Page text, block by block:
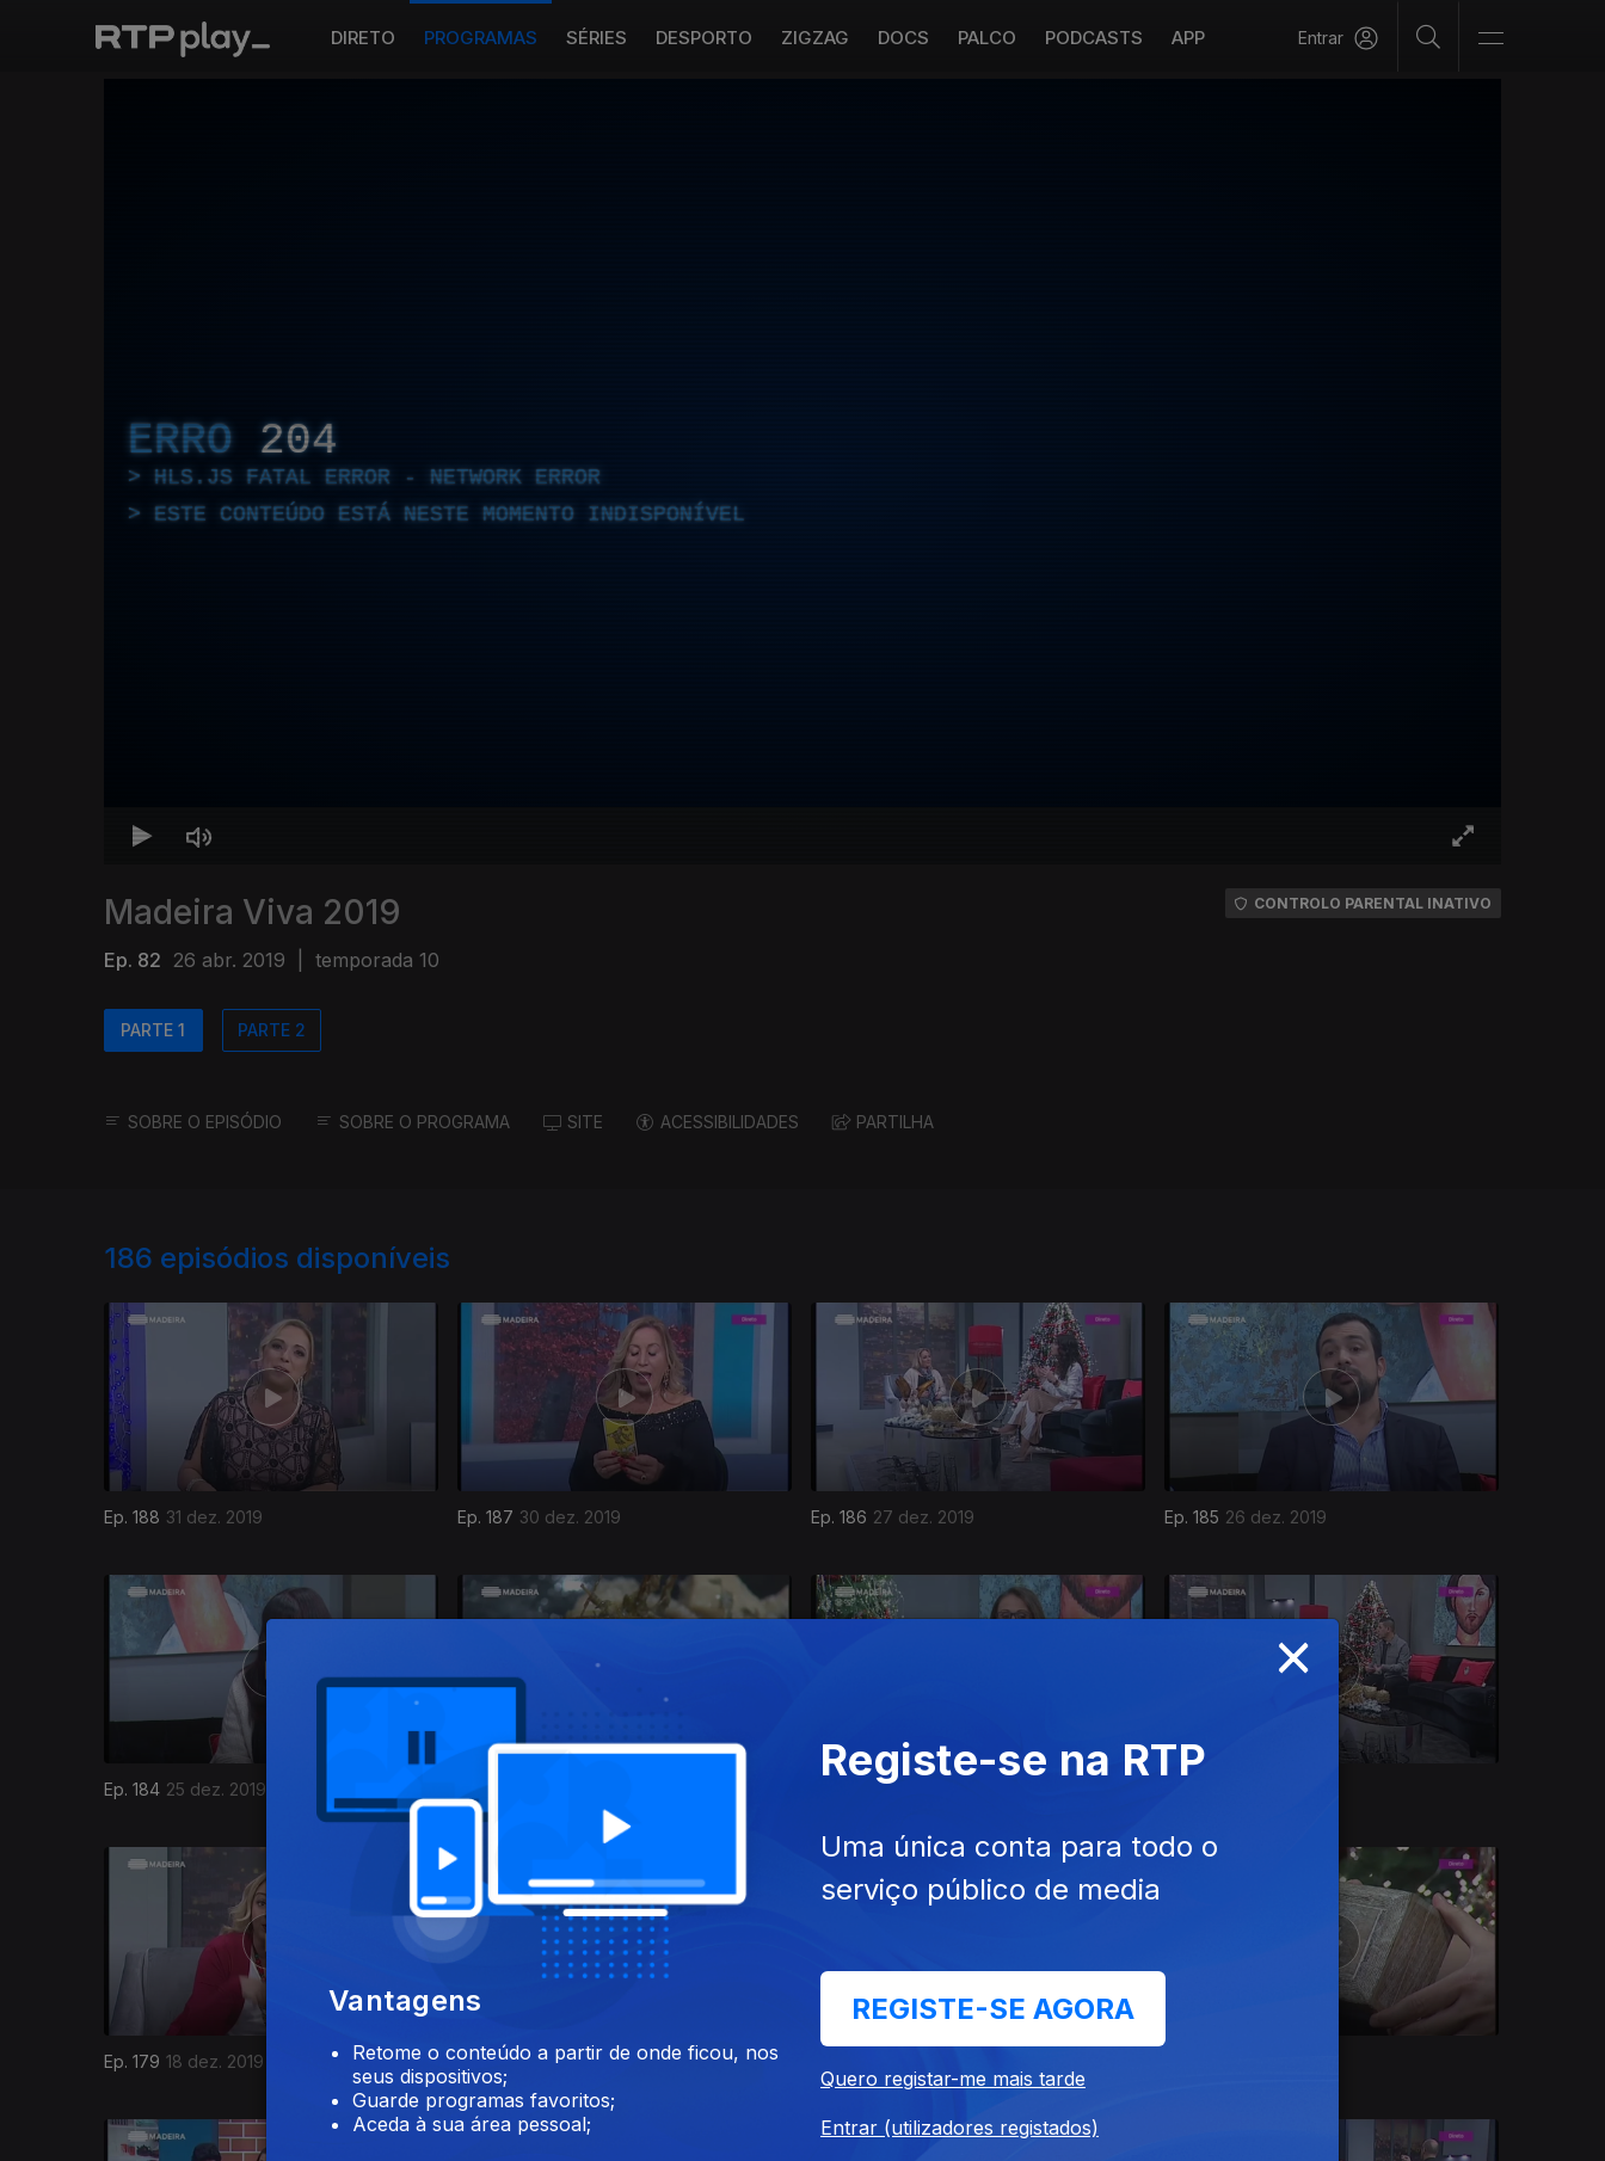
DIRETO PROGRAMAS SÉRIES DESPORTO ZIGZAG DOCS PALCO PODCASTS APP Entrar
ERRO 204
HLS.JS FATAL ERROR - NETWORK ERROR
ESTE CONTEÚDO ESTÁ NESTE MOMENTO INDISPONÍVEL
Madeira Viva 2019
Ep. 82 26 abr. 2019 temporada 10
CONTROLO PARENTAL INATIVO
PARTE 1 PARTE 2
SOBRE O EPISÓDIO SOBRE O PROGRAMA SITE ACESSIBILIDADES PARTILHA
186 episódios disponíveis
Ep. 188 31 dez. 2019 Ep. 187 30 dez. 2019 Ep. 186 27 dez. 2019 Ep. 185 26 dez. 2019
Ep. 184 25 dez. 2019 Ep. 182 20 dez. 2019
Ep. 179 18 dez. 2019 Ep. 178 17 dez. 2019
444900
×
Vantagens
Retome o conteúdo a partir de onde ficou, nos
seus dispositivos;
Guarde programas favoritos;
Aceda à sua área pessoal;
Registe-se na RTP
Uma única conta para todo o
serviço público de media
REGISTE-SE AGORA
Quero registar-me mais tarde
Entrar (utilizadores registados)